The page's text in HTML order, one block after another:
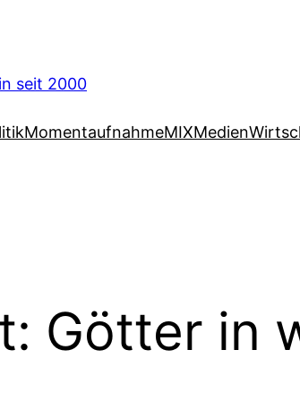
seit 2000
MomentaufnahmeMIXMedien
Götter in